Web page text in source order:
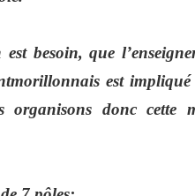
besoin, que
est
organisons donc cette